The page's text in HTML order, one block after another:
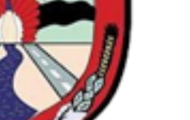
Општина
Петровец